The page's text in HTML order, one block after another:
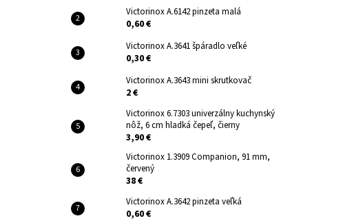
Victorinox A.6142 pinzeta malá
0,60 €
Victorinox A.3641 špáradlo veľké
0,30 €
Victorinox A.3643 mini skrutkovač
2 €
Victorinox 6.7303 univerzálny kuchynský
nôž, 6 cm hladká čepeľ, čierny
3,90 €
Victorinox 1.3909 Companion, 91 mm,
červený
38 €
Victorinox A.3642 pinzeta veľká
0,60 €